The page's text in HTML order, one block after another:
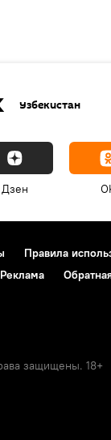
Узбекистан
Дзен
Правила
Реклама
защищены. 18+